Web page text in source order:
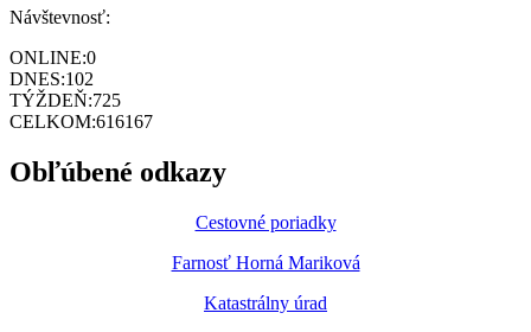
Návštevnosť:
ONLINE:0
DNES:102
TÝŽDEŇ:725
CELKOM:616167
Obľúbené odkazy
Cestovné poriadky
Farnosť Horná Mariková
Katastrálny úrad